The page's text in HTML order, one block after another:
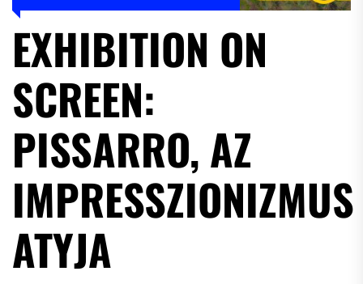
EXHIBITION ON
SCREEN:
PISSARRO, AZ
IMPRESSZIONIZMUS
ATYJA